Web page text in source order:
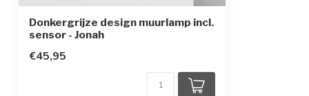
Donkergrijze design muurlamp incl.
sensor - Jonah
€45,95